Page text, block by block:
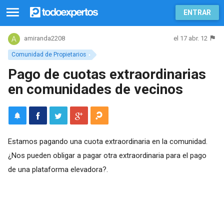
ENTRAR
Comunidad de Propietarios
amiranda2208 el 17 abr. 12
Pago de cuotas extraordinarias
en comunidades de vecinos
Estamos pagando una cuota extraordinaria en la comunidad.
¿Nos pueden obligar a pagar otra extraordinaria para el pago
de una plataforma elevadora?.